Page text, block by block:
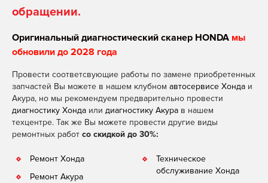
обращении.
Оригинальный диагностический сканер HONDA мы
обновили до 2028 года
Провести соответсвующие работы по замене приобретенных
запчастей Вы можете в нашем клубном автосервисе Хонда и
Акура, но мы рекомендуем предварительно провести
диагностику Хонда или диагностику Акура в нашем
техцентре. Так же Вы можете провести другие виды
ремонтных работ со скидкой до 30%:
Ремонт Хонда
Ремонт Акура
Техническое
обслуживание Хонда